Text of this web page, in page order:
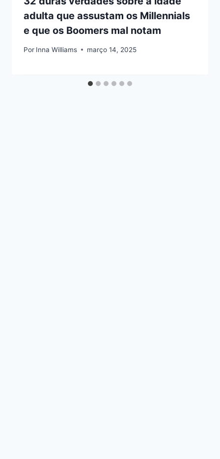
adulta que assustam os Millennials
e que os Boomers mal notam
Por Inna Williams março 14, 2025